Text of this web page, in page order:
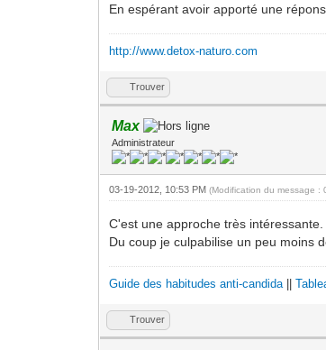
En espérant avoir apporté une
http://www.detox-naturo.com
Trouver
Max
Administrateur
03-19-2012, 10:53 PM(Modification du message :
C'est une approche très
Du coup je culpabilise un peu moins
Guide des habitudes anti-candida||
Trouver